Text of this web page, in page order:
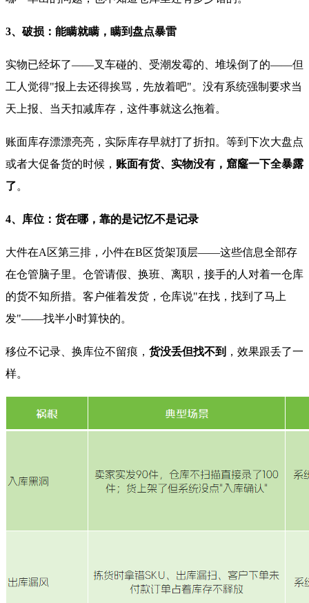
3、破损：能瞒就瞒，瞒到盘点暴雷
实物已经坏了——叉车碰的、受潮发霉的、堆垛倒了的——但
工人觉得"报上去还得挨骂，先放着吧"。没有系统强制要求当
天上报、当天扣减库存，这件事就这么拖着。
账面库存漂漂亮亮，实际库存早就打了折扣。等到下次大盘点
或者大促备货的时候， 账面有货、实物没有，窟窿一下全暴露
了。
4、库位：货在哪，靠的是记忆不是记录
大件在A区第三排，小件在B区货架顶层——这些信息全部存
在仓管脑子里。仓管请假、换班、离职，接手的人对着一仓库
的货不知所措。客户催着发货，仓库说"在找，找到了马上
发"——找半小时算快的。
移位不记录、换库位不留痕， 货没丢但找不到 ，效果跟丢了一
样。